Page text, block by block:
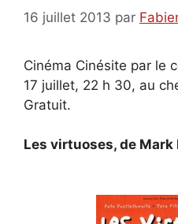
16 juillet 2013 par
Cinéma Cinésite par le
17 juillet, 22 h 30, au
Gratuit.
Les virtuoses, de Mark